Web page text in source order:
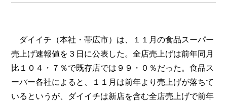
ダイイチ（本社・帯広市）は、１１月の食品スーパー
売上げ速報値を３日に公表した。全店売上げは前年同月
比１０４・７％で既存店では９９・０％だった。食品ス
ーパー各社によると、１１月は前年より売上げが落ちて
いるというが、ダイイチは新店を含む全店売上げで前年